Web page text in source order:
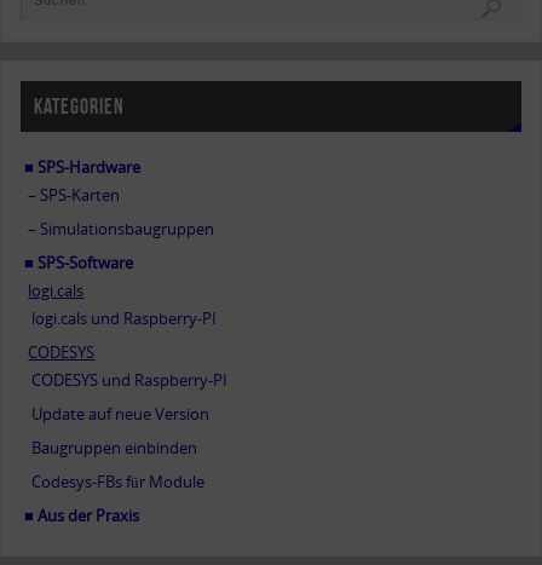
KATEGORIEN
■ SPS-Hardware
– SPS-Karten
– Simulationsbaugruppen
■ SPS-Software
logi.cals
logi.cals und Raspberry-PI
CODESYS
CODESYS und Raspberry-PI
Update auf neue Version
Baugruppen einbinden
Codesys-FBs für Module
■ Aus der Praxis